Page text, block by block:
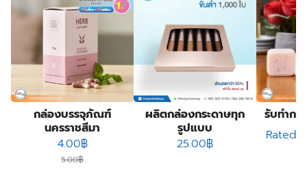
กล่องบรรจุภัณฑ์
นครราชสีมา
5.00฿
Original price was: 5.00฿.
4.00฿Current price is: 4.00฿.
ผลิตกล่องกระดาษทุก
รูปแบบ
25.00฿
รับทำก
Rated